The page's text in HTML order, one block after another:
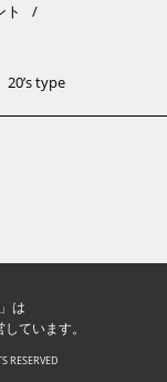
ト
20’s type
は
ています。
RESERVED